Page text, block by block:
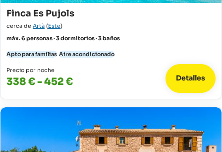
Finca Es Pujols
cerca de Artà (Este)
máx. 6 personas · 3 dormitorios · 3 baños
Apto para familias Aire acondicionado
Precio por noche
338 € - 452 € Detalles